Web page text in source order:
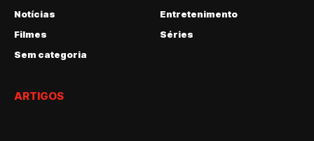
Notícias
Entretenimento
Filmes
Séries
Sem categoria
ARTIGOS